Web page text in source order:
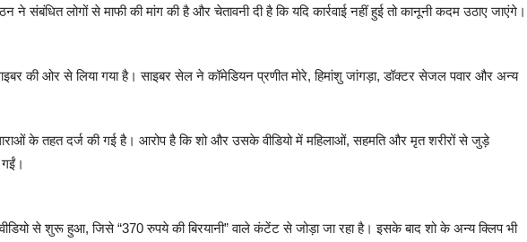
ने संबंधित लोगों से माफी की मांग की है और चेतावनी दी है कि यदि कार्रवाई नहीं हुई तो कानूनी कदम उठाए जाएंगे।
की ओर से लिया गया है। साइबर सेल ने कॉमेडियन प्रणीत मोरे, हिमांशु जांगड़ा, डॉक्टर सेजल पवार और अन्य
के तहत दर्ज की गई है। आरोप है कि शो और उसके वीडियो में महिलाओं, सहमति और मृत शरीरों से जुड़े
वीडियो से शुरू हुआ, जिसे “370 रुपये की बिरयानी” वाले कंटेंट से जोड़ा जा रहा है। इसके बाद शो के अन्य क्लिप भी